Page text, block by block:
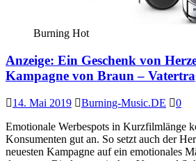
Burning Hot
Anzeige: Ein Geschenk von
Kampagne von Braun –
14. Mai 2019 Burning-Music.DE
0
Emotionale Werbespots in Kurzfilmlänge
Konsumenten gut an. So setzt auch der
neuesten Kampagne auf ein emotionales